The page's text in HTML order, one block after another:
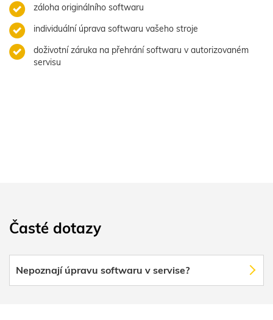
záloha originálního softwaru
individuální úprava softwaru vašeho stroje
doživotní záruka na přehrání softwaru v autorizovaném
servisu
Časté dotazy
Nepoznají úpravu softwaru v servise?